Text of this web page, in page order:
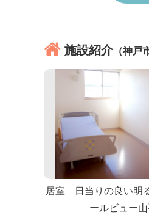
施設紹介（神戸
居室 日当りの良い明
ールビュー山